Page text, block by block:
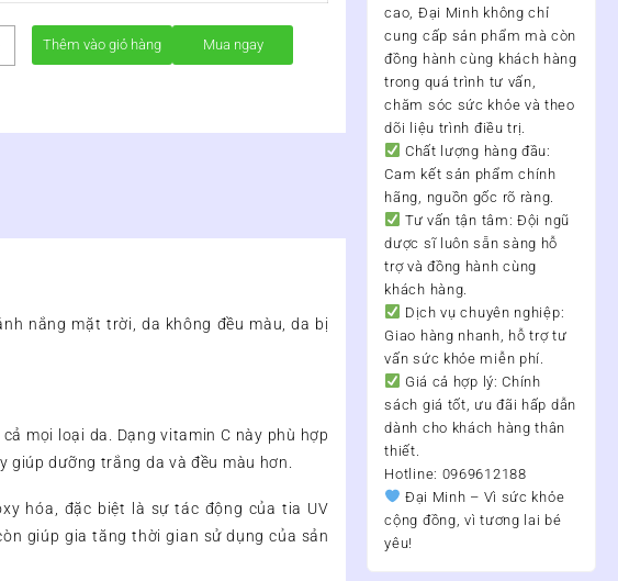
Thêm vào giỏ hàng Mua ngay
nắng mặt trời, da không đều màu, da bị
mọi loại da. Dạng vitamin C này phù hợp
dưỡng trắng da và đều màu hơn.
hóa, đặc biệt là sự tác động của tia UV
giúp gia tăng thời gian sử dụng của sản
cao, Đại Minh không chỉ
cung cấp sản phẩm mà còn
đồng hành cùng khách hàng
trong quá trình tư vấn,
chăm sóc sức khỏe và theo
dõi liệu trình điều trị.
Chất lượng hàng đầu:
Cam kết sản phẩm chính
hãng, nguồn gốc rõ ràng.
Tư vấn tận tâm: Đội ngũ
dược sĩ luôn sẵn sàng hỗ
trợ và đồng hành cùng
khách hàng.
Dịch vụ chuyên nghiệp:
Giao hàng nhanh, hỗ trợ tư
vấn sức khỏe miễn phí.
Giá cả hợp lý: Chính
sách giá tốt, ưu đãi hấp dẫn
dành cho khách hàng thân
thiết.
Hotline: 0969612188
Đại Minh – Vì sức khỏe
cộng đồng, vì tương lai bé
yêu!